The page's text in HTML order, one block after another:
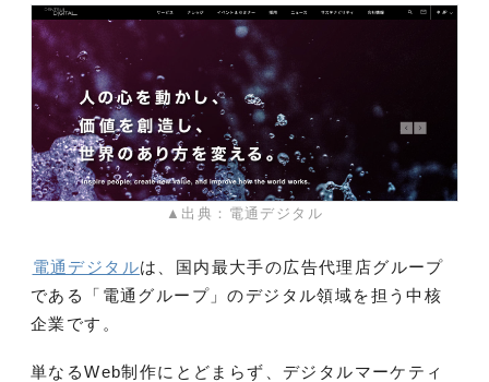
▲出典：電通デジタル
電通デジタルは、国内最大手の広告代理店グループ
である「電通グループ」のデジタル領域を担う中核
企業です。
単なるWeb制作にとどまらず、デジタルマーケティ